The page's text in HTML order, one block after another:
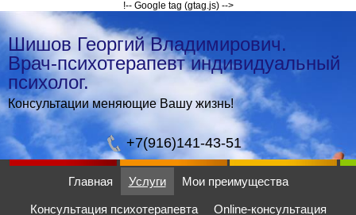
!-- Google tag (gtag.js) -->
Шишов Георгий Владимирович.
Врач-психотерапевт индивидуальный
психолог.
Консультации меняющие Вашу жизнь!
+7(916)141-43-51
Главная Услуги Мои преимущества
Консультация психотерапевта Online-консультация